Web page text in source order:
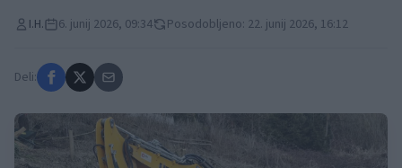
I.H. 6. junij 2026, 09:34 Posodobljeno: 22. junij 2026, 16:12
Deli: